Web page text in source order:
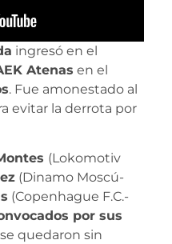
ingresó en el
Atenas en el
. Fue amonestado al
evitar la derrota por
(Lokomotiv
(Dinamo Moscú-
(Copenhague F.C.-
por sus
quedaron sin